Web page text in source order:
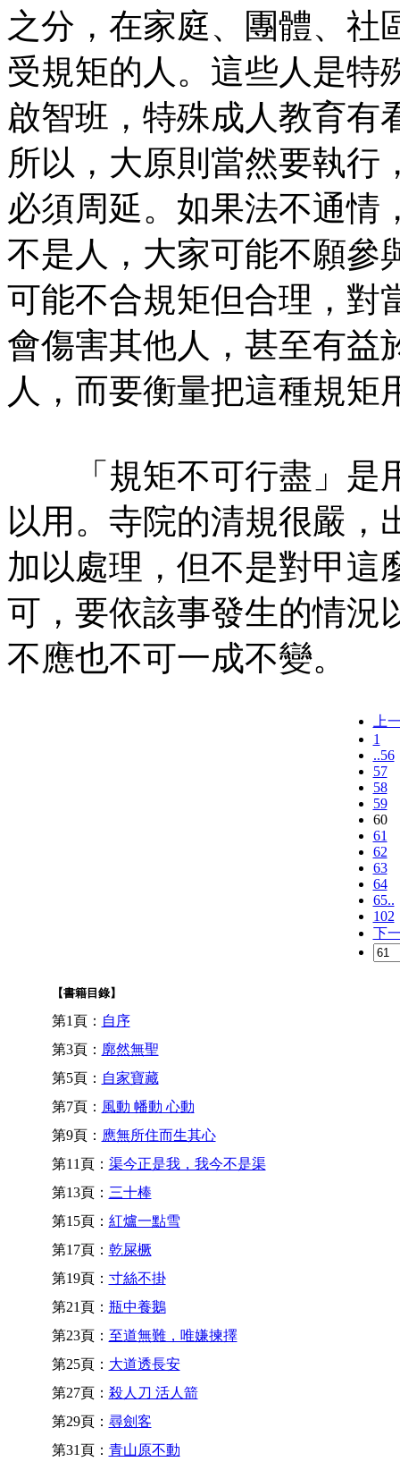
之分，在家庭、團體、社
受規矩的人。這些人是特
啟智班，特殊成人教育有
所以，大原則當然要執行
必須周延。如果法不通情
不是人，大家可能不願參
可能不合規矩但合理，對
會傷害其他人，甚至有益
人，而要衡量把這種規矩
「規矩不可行盡」是
以用。寺院的清規很嚴，
加以處理，但不是對甲這
可，要依該事發生的情況
不應也不可一成不變。
上
1
..56
57
58
59
60
61
62
63
64
65..
102
下
【書籍目錄】
第1頁： 自序
第3頁： 廓然無聖
第5頁： 自家寶藏
第7頁： 風動 幡動 心動
第9頁： 應無所住而生其心
第11頁： 渠今正是我，我今不是渠
第13頁： 三十棒
第15頁： 紅爐一點雪
第17頁： 乾屎橛
第19頁： 寸絲不掛
第21頁： 瓶中養鵝
第23頁： 至道無難，唯嫌揀擇
第25頁： 大道透長安
第27頁： 殺人刀 活人箭
第29頁： 尋劍客
第31頁： 青山原不動